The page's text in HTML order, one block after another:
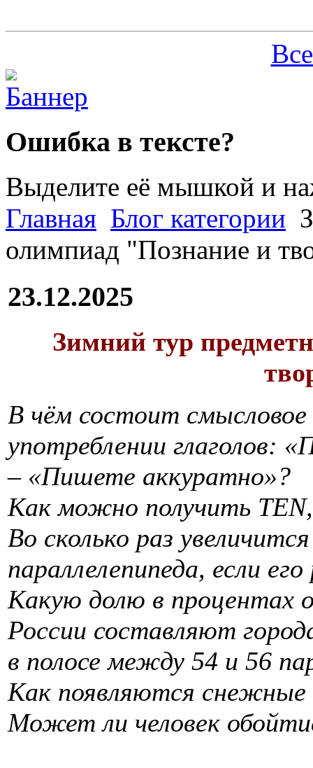
Ошибка в тексте?
Выделите её мышкой и
Главная Блог категории
олимпиад "Познание и
23.12.2025
Зимний тур
В чём состоит смысловое
употреблении глаголов:
– «Пишете аккуратно»?
Как можно получить
Во сколько раз
параллелепипеда, если
Какую долю в процентах
России составляют
в полосе между 54 и 56
Как появляются снежные
Может ли человек